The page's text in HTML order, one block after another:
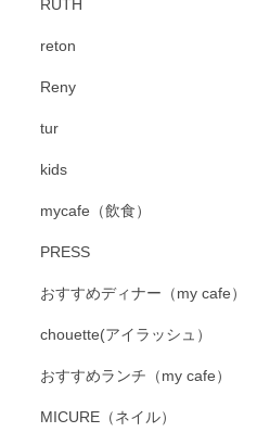
RUTH
reton
Reny
tur
kids
mycafe（飲食）
PRESS
おすすめディナー（my cafe）
chouette(アイラッシュ）
おすすめランチ（my cafe）
MICURE（ネイル）